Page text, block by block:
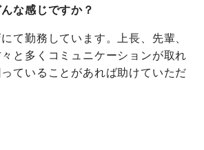
な感じですか？
て勤務しています。上長、先輩、
と多くコミュニケーションが取れ
ていることがあれば助けていただ